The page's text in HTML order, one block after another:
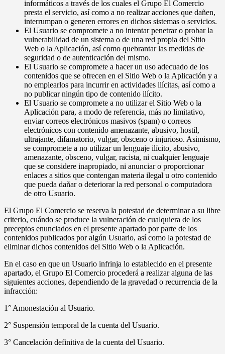
informáticos a través de los cuales el Grupo El Comercio
presta el servicio, así como a no realizar acciones que dañen,
interrumpan o generen errores en dichos sistemas o servicios.
El Usuario se compromete a no intentar penetrar o probar la
vulnerabilidad de un sistema o de una red propia del Sitio
Web o la Aplicación, así como quebrantar las medidas de
seguridad o de autenticación del mismo.
El Usuario se compromete a hacer un uso adecuado de los
contenidos que se ofrecen en el Sitio Web o la Aplicación y a
no emplearlos para incurrir en actividades ilícitas, así como a
no publicar ningún tipo de contenido ilícito.
El Usuario se compromete a no utilizar el Sitio Web o la
Aplicación para, a modo de referencia, más no limitativo,
enviar correos electrónicos masivos (spam) o correos
electrónicos con contenido amenazante, abusivo, hostil,
ultrajante, difamatorio, vulgar, obsceno o injurioso. Asimismo,
se compromete a no utilizar un lenguaje ilícito, abusivo,
amenazante, obsceno, vulgar, racista, ni cualquier lenguaje
que se considere inapropiado, ni anunciar o proporcionar
enlaces a sitios que contengan materia ilegal u otro contenido
que pueda dañar o deteriorar la red personal o computadora
de otro Usuario.
El Grupo El Comercio se reserva la potestad de determinar a su libre
criterio, cuándo se produce la vulneración de cualquiera de los
preceptos enunciados en el presente apartado por parte de los
contenidos publicados por algún Usuario, así como la potestad de
eliminar dichos contenidos del Sitio Web o la Aplicación.
En el caso en que un Usuario infrinja lo establecido en el presente
apartado, el Grupo El Comercio procederá a realizar alguna de las
siguientes acciones, dependiendo de la gravedad o recurrencia de la
infracción:
1° Amonestación al Usuario.
2° Suspensión temporal de la cuenta del Usuario.
3° Cancelación definitiva de la cuenta del Usuario.